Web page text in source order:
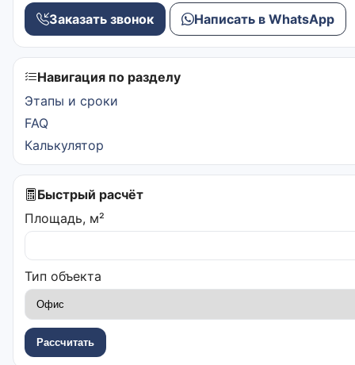
Заказать звонок Написать в WhatsApp
Навигация по разделу
Этапы и сроки
FAQ
Калькулятор
Быстрый расчёт
Площадь, м²
Тип объекта
Рассчитать